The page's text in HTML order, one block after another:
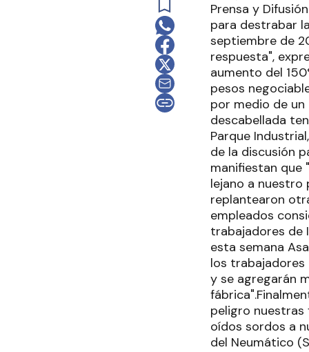
Prensa y
para destrabar
septiembre de
respuesta",
aumento del
pesos
por medio de
descabellada
Parque
de la discusión
manifiestan que
lejano a
replantearon
empleados
trabajadores de
esta semana
los trabajadores
y se agregarán
peligro nuestras
oídos sordos a
del Neumático